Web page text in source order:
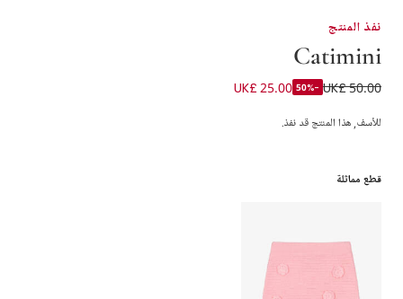
نفذ المنتج
Catimini
كارديغان قطن محبوك لون زهري للبنات
UK£ 50.00
-50%
UK£ 25.00
للأسف, هذا المنتج قد نفذ.
قطع مماثلة